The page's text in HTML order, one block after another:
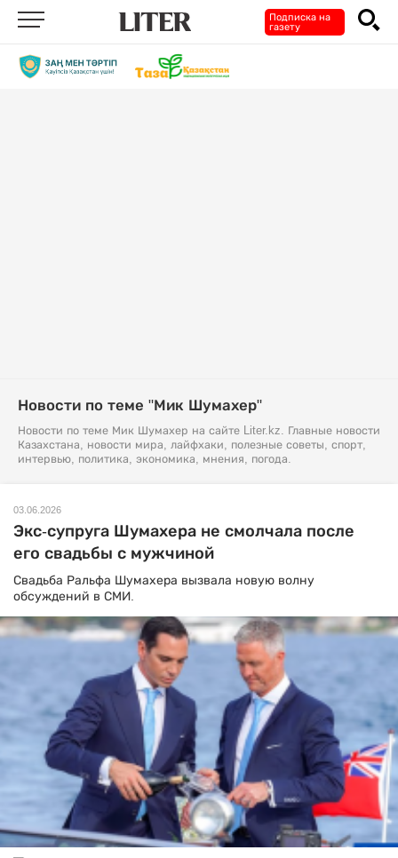
Подписка на
газету
Новости по теме "Мик Шумахер"
Новости по теме Мик Шумахер на сайте Liter.kz. Главные новости
Казахстана, новости мира, лайфхаки, полезные советы, спорт,
интервью, политика, экономика, мнения, погода.
03.06.2026
Экс-супруга Шумахера не смолчала после
его свадьбы с мужчиной
Свадьба Ральфа Шумахера вызвала новую волну
обсуждений в СМИ.